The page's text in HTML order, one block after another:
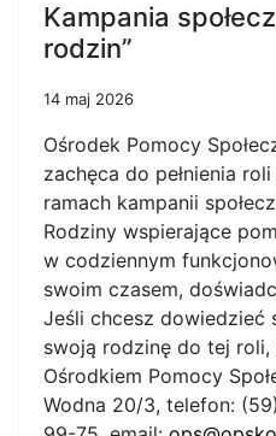
Kampania
rodzin”
14 maj 2026
Ośrodek Pomocy
zachęca do pełnienia
ramach kampanii
Rodziny wspierające
w codziennym
swoim czasem,
Jeśli chcesz dowiedzieć
swoją rodzinę do tej
Ośrodkiem Pomocy
Wodna 20/3, telefon: